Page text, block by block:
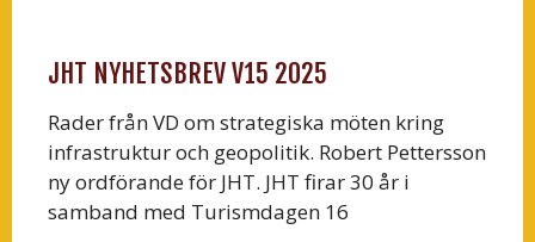
JHT NYHETSBREV V15 2025
Rader från VD om strategiska möten kring
infrastruktur och geopolitik. Robert Pettersson
ny ordförande för JHT. JHT firar 30 år i
samband med Turismdagen 16